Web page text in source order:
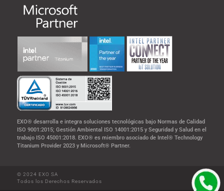
EXO® desarrolla e integra soluciones tecnológicas bajo Normas de Calidad
ISO 9001:2015; Gestión Ambiental ISO 14001:2015 y Seguridad y Salud en el
trabajo ISO 45001:2018. EXO® es miembro asociado de Intel® Technology
Titanium Provider 2023 y Microsoft® Partner.
© 2024 EXO SA
Todos los Derechos Reservados